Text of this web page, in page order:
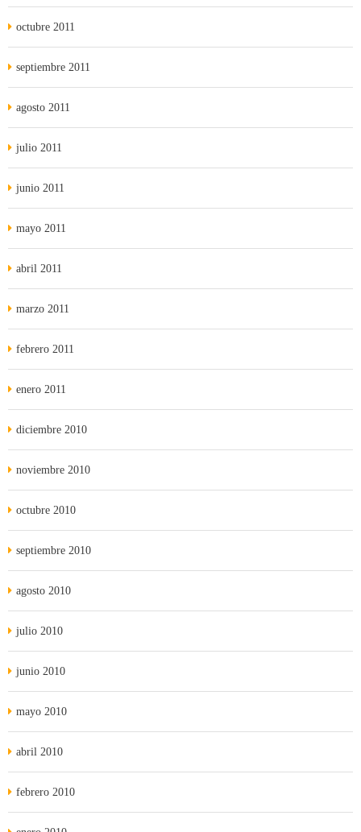
octubre 2011
septiembre 2011
agosto 2011
julio 2011
junio 2011
mayo 2011
abril 2011
marzo 2011
febrero 2011
enero 2011
diciembre 2010
noviembre 2010
octubre 2010
septiembre 2010
agosto 2010
julio 2010
junio 2010
mayo 2010
abril 2010
febrero 2010